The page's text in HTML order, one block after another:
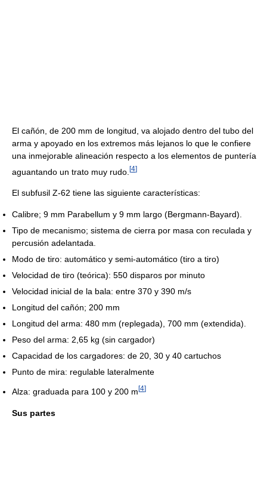
El cañón, de 200 mm de longitud, va alojado dentro del tubo del
arma y apoyado en los extremos más lejanos lo que le confiere
una inmejorable alineación respecto a los elementos de puntería
aguantando un trato muy rudo. [4]
El subfusil Z-62 tiene las siguiente características:
Calibre; 9 mm Parabellum y 9 mm largo (Bergmann-Bayard).
Tipo de mecanismo; sistema de cierra por masa con reculada y
percusión adelantada.
Modo de tiro: automático y semi-automático (tiro a tiro)
Velocidad de tiro (teórica): 550 disparos por minuto
Velocidad inicial de la bala: entre 370 y 390 m/s
Longitud del cañón; 200 mm
Longitud del arma: 480 mm (replegada), 700 mm (extendida).
Peso del arma: 2,65 kg (sin cargador)
Capacidad de los cargadores: de 20, 30 y 40 cartuchos
Punto de mira: regulable lateralmente
Alza: graduada para 100 y 200 m [4]
Sus partes